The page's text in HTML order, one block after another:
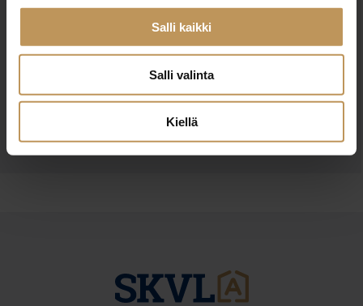
Salli kaikki
Salli valinta
Kiellä
Haluan että minuun otetaan yhteyttä puhelimitse
Olen lukenut ja hyväksyntietosuojakäytännöt